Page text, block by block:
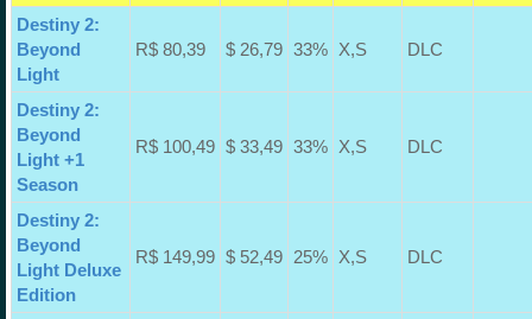
Destiny 2:
Beyond
Light
R$ 80,39 $ 26,79 33% X,S DLC
Destiny 2:
Beyond
Light +1
Season
R$ 100,49 $ 33,49 33% X,S DLC
Destiny 2:
Beyond
Light Deluxe
Edition
R$ 149,99 $ 52,49 25% X,S DLC